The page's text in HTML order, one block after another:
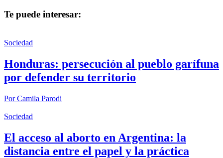
Te puede interesar:
Sociedad
Honduras: persecución al pueblo garífuna
por defender su territorio
PorCamila Parodi
Sociedad
El acceso al aborto en Argentina: la
distancia entre el papel y la práctica